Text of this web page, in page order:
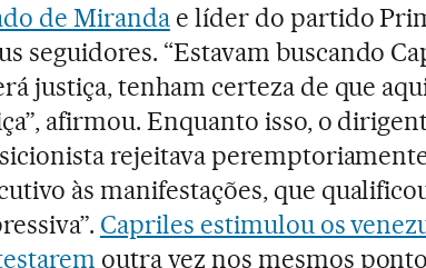
de Mirandae líder do partido
seguidores. “Estavam buscando
justiça, tenham certeza de que
afirmou. Enquanto isso, o
rejeitava
às manifestações, que
Capriles estimulou os
outra vez nos mesmos